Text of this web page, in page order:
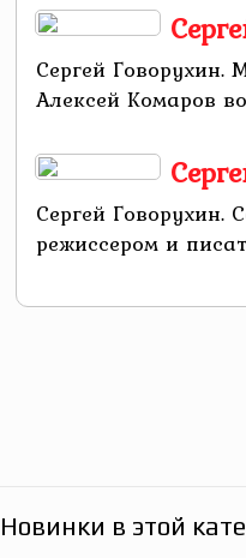
Сергей
Алексей Комаров
Сергей Говорухин.
режиссером и
Новинки в этой